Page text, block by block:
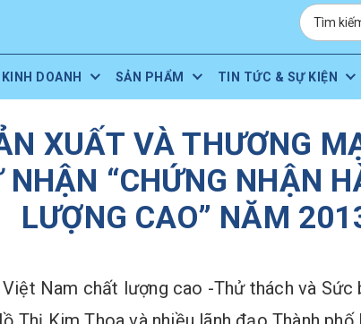
KINH DOANH SẢN PHẨM TIN TỨC & SỰ KIỆN
XUẤT VÀ THƯƠNG
NHẬN “CHỨNG NHẬN
LƯỢNG CAO” NĂM
Nam chất lượng cao -Thử thách và